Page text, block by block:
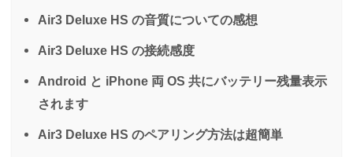
Air3 Deluxe HS の音質についての感想
Air3 Deluxe HS の接続感度
Android と iPhone 両 OS 共にバッテリー残量表示
されます
Air3 Deluxe HS のペアリング方法は超簡単